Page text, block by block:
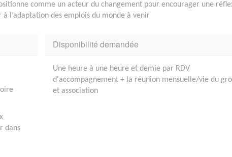
comme un acteur du changement pour encourager une
l’adaptation des emplois du monde à venir
dans
Disponibilité demandée
Une heure à une heure et demie par RDV
d'accompagnement + la réunion mensuelle/vie du
et association